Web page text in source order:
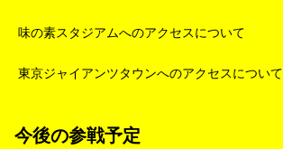
味の素スタジアムへのアクセスについて
東京ジャイアンツタウンへのアクセスについて
今後の参戦予定